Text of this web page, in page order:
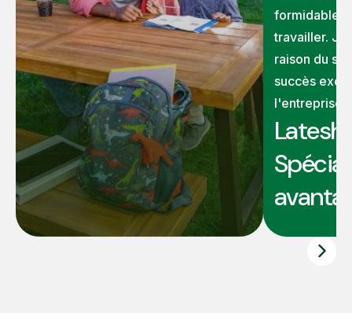
formidables
travailler.
raison du
succès
l'entreprise."